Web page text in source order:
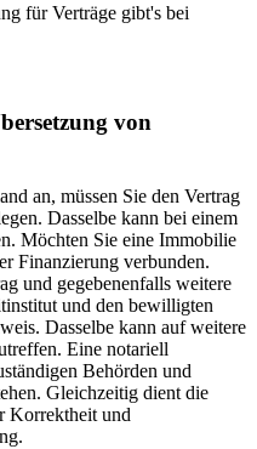
für Verträge gibt's bei
von
an, müssen Sie den Vertrag
Dasselbe kann bei einem
Möchten Sie eine Immobilie
Finanzierung verbunden.
und gegebenenfalls weitere
und den bewilligten
Dasselbe kann auf weitere
Eine notariell
Behörden und
Gleichzeitig dient die
Korrektheit und